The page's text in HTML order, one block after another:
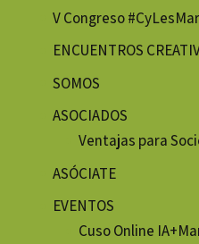
V Congreso
ENCUENTROS
SOMOS
ASOCIADOS
Ventajas para
ASÓCIATE
EVENTOS
Cuso Online